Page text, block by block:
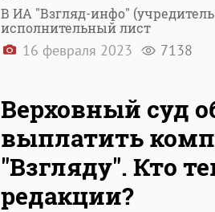
В ИА "Взгляд-инфо"
исполнительный лист
16 февраля 2023 7138
Верховный суд
выплатить
"Взгляду". Кто
редакции?